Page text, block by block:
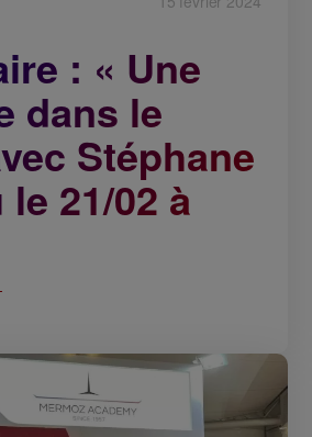
: « Une
dans le
Stéphane
21/02 à